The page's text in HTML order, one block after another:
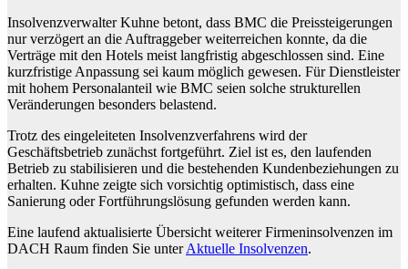
Insolvenzverwalter Kuhne betont, dass BMC die Preissteigerungen
nur verzögert an die Auftraggeber weiterreichen konnte, da die
Verträge mit den Hotels meist langfristig abgeschlossen sind. Eine
kurzfristige Anpassung sei kaum möglich gewesen. Für Dienstleister
mit hohem Personalanteil wie BMC seien solche strukturellen
Veränderungen besonders belastend.
Trotz des eingeleiteten Insolvenzverfahrens wird der
Geschäftsbetrieb zunächst fortgeführt. Ziel ist es, den laufenden
Betrieb zu stabilisieren und die bestehenden Kundenbeziehungen zu
erhalten. Kuhne zeigte sich vorsichtig optimistisch, dass eine
Sanierung oder Fortführungslösung gefunden werden kann.
Eine laufend aktualisierte Übersicht weiterer Firmeninsolvenzen im
DACH Raum finden Sie unterAktuelle Insolvenzen.